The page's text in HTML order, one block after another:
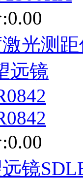
光测距
镜